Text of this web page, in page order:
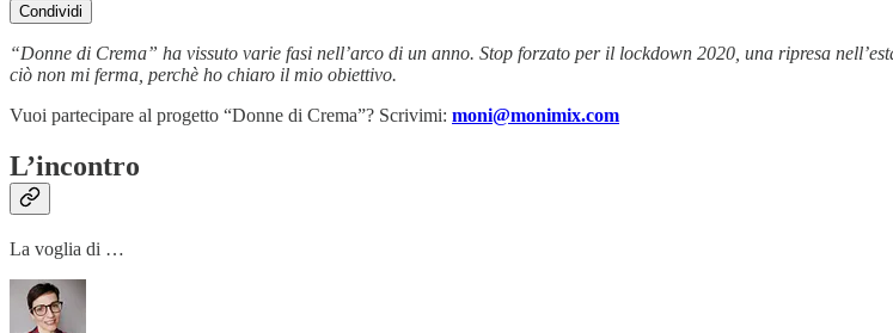
Condividi
“Donne di Crema” ha vissuto varie fasi nell’arco di un anno. Stop forzato per il lockdown 2020, una ripresa
ciò non mi ferma, perchè ho chiaro il mio obiettivo.
Vuoi partecipare al progetto “Donne di Crema”? Scrivimi: moni@monimix.com
L’incontro
La voglia di …